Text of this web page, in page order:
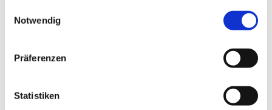
Notwendig
Präferenzen
Statistiken